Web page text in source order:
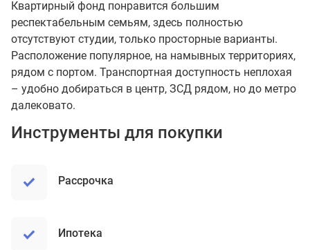
Квартирный фонд понравится большим
респектабельным семьям, здесь полностью
отсутствуют студии, только просторные варианты.
Расположение популярное, на намывных территориях,
рядом с портом. Транспортная доступность неплохая
– удобно добираться в центр, ЗСД рядом, но до метро
далековато.
Инструменты для покупки
рассрочка
ипотека